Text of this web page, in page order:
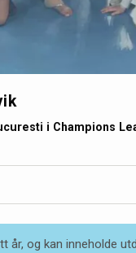
i Champions
år, og kan inneholde